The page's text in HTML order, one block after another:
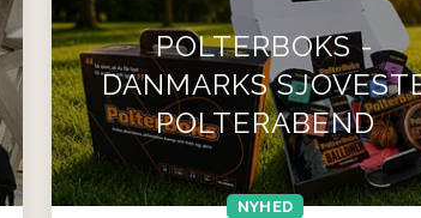
NYHED
POLTERBOKS -
DANMARKS
POLTERABEND